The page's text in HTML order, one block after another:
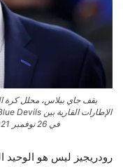
في 26 نوفمبر 2021 في لاس فيغاس. (تصوير إيثان ميلر / غيتي إيماجز)
رودريجيز ليس هو الوحيد